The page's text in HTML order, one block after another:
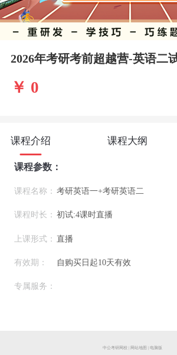
2026年考研考前超越营-英语二
￥ 0
课程介绍 课程大纲
课程参数：
课程名称： 考研英语一+考研英语二
课程时长： 初试:4课时直播
上课形式： 直播
有效期： 自购买日起10天有效
专属服务：
中公考研网校| 网站地图 电脑版